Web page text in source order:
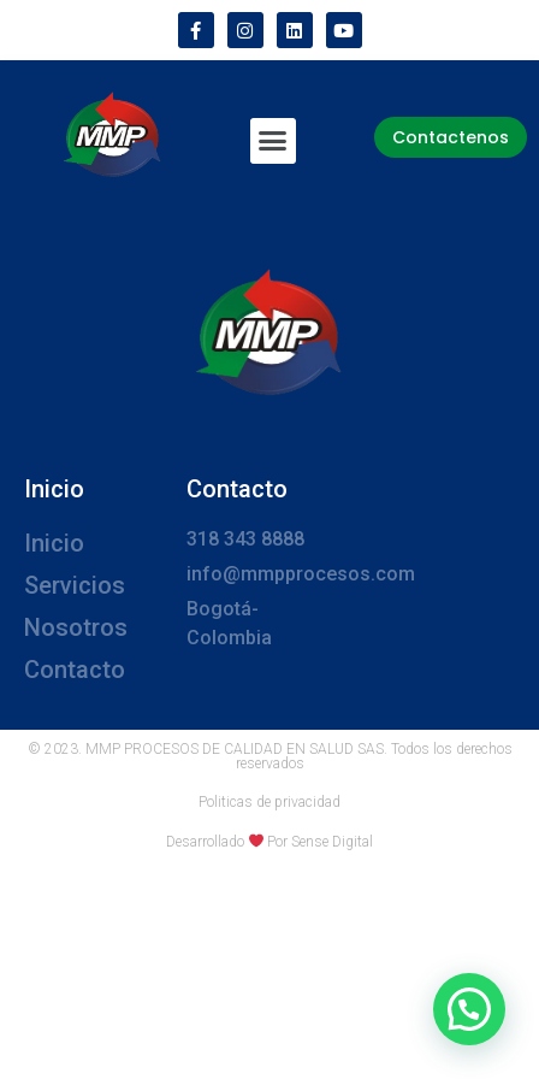
Contactenos
Inicio
Inicio
Servicios
Nosotros
Contacto
Contacto
318 343 8888
info@mmpprocesos.com
Bogotá-
Colombia
© 2023. MMP PROCESOS DE CALIDAD EN SALUD SAS. Todos los derechos
reservados
Politicas de privacidad
Desarrollado Por Sense Digital